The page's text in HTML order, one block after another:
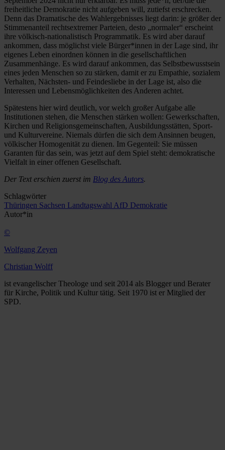
freiheitliche Demokratie nicht aufgeben will, zutiefst erschrecken.
Denn das Dramatische des Wahlergebnisses liegt darin: je größer der
Stimmenanteil rechtsextremer Parteien, desto „normaler“ erscheint
ihre völkisch-nationalistisch Programmatik. Es wird aber darauf
ankommen, dass möglichst viele Bürger*innen in der Lage sind, ihr
eigenes Leben einordnen können in die gesellschaftlichen
Zusammenhänge. Es wird darauf ankommen, das Selbstbewusstsein
eines jeden Menschen so zu stärken, damit er zu Empathie, sozialem
Verhalten, Nächsten- und Feindesliebe in der Lage ist, also die
Interessen und Lebensmöglichkeiten des Anderen achtet.
Spätestens hier wird deutlich, vor welch großer Aufgabe alle
Institutionen stehen, die Menschen stärken wollen: Gewerkschaften,
Kirchen und Religionsgemeinschaften, Ausbildungsstätten, Sport-
und Kulturvereine. Niemals dürfen die sich dem Ansinnen beugen,
völkischer Homogenität zu dienen. Im Gegenteil: Sie müssen
Garanten für das sein, was jetzt auf dem Spiel steht: demokratische
Vielfalt in einer offenen Gesellschaft.
Der Text erschien zuerst im Blog des Autors.
Schlagwörter
Thüringen Sachsen Landtagswahl AfD Demokratie
Autor*in
©
Wolfgang Zeyen
Christian Wolff
ist evangelischer Theologe und seit 2014 als Blogger und Berater
für Kirche, Politik und Kultur tätig. Seit 1970 ist er Mitglied der
SPD.